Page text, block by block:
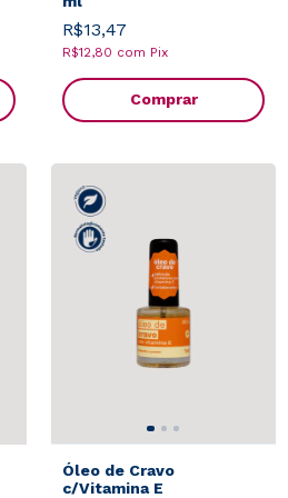
R$13,47
R$12,80 com Pix
Comprar
Óleo de Cravo
c/Vitamina E